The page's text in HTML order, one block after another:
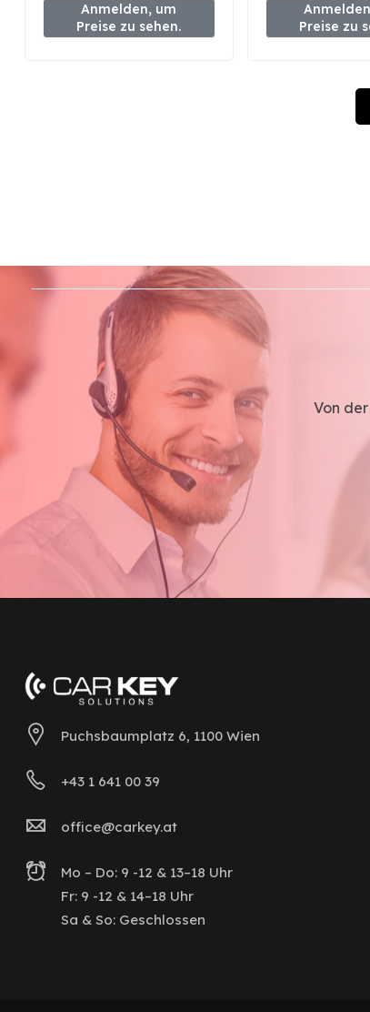
Remote Key 2+1 Tasten
433MHz BCYP-67-5DYB
Anmelden, um
Preise zu sehen.
433MHz BCYB-
Preise zu
Von
Puchsbaumplatz 6, 1100 Wien
+43 1 641 00 39
office@carkey.at
Mo – Do: 9 -12 & 13–18 Uhr
Fr: 9 -12 & 14–18 Uhr
Sa & So: Geschlossen